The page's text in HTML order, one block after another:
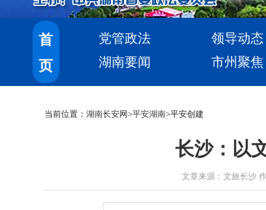
首
页
党管政法
领导动态
湖南要闻
市州聚焦
当前位置： 湖南长安网 >平安湖南>平安创建
长沙：以
文章来源：文旅长沙